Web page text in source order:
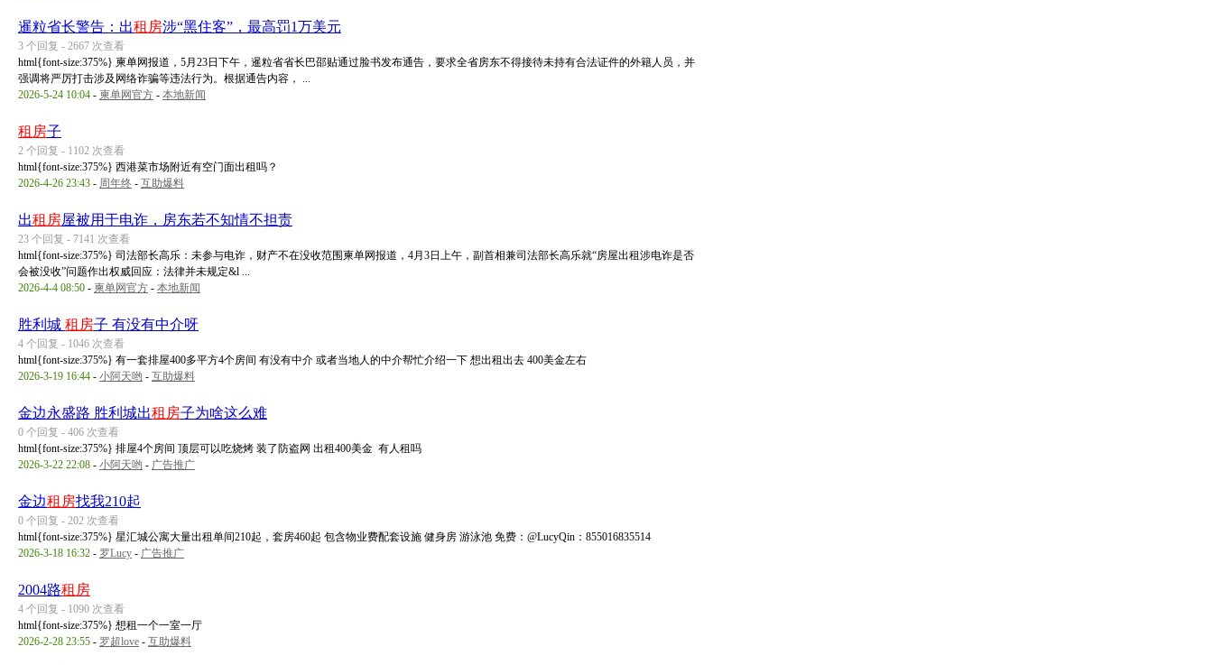
暹粒省长警告：出租房涉“黑住客”，最高罚1万美元
3 个回复 - 2667 次查看
html{font-size:375%} 柬单网报道，5月23日下午，暹粒省省长巴邵贴通过脸书发布通告，要求全省房东不得接待未持有合法证件的外籍人员，并
强调将严厉打击涉及网络诈骗等违法行为。根据通告内容， ...
2026-5-24 10:04 - 柬单网官方 - 本地新闻
租房子
2 个回复 - 1102 次查看
html{font-size:375%} 西港菜市场附近有空门面出租吗？
2026-4-26 23:43 - 周年终 - 互助爆料
出租房屋被用于电诈，房东若不知情不担责
23 个回复 - 7141 次查看
html{font-size:375%} 司法部长高乐：未参与电诈，财产不在没收范围柬单网报道，4月3日上午，副首相兼司法部长高乐就“房屋出租涉电诈是否
会被没收”问题作出权威回应：法律并未规定&l ...
2026-4-4 08:50 - 柬单网官方 - 本地新闻
胜利城 租房子 有没有中介呀
4 个回复 - 1046 次查看
html{font-size:375%} 有一套排屋400多平方4个房间 有没有中介 或者当地人的中介帮忙介绍一下 想出租出去 400美金左右
2026-3-19 16:44 - 小阿天哟 - 互助爆料
金边永盛路 胜利城出租房子为啥这么难
0 个回复 - 406 次查看
html{font-size:375%} 排屋4个房间 顶层可以吃烧烤 装了防盗网 出租400美金 有人租吗
2026-3-22 22:08 - 小阿天哟 - 广告推广
金边租房找我210起
0 个回复 - 202 次查看
html{font-size:375%} 星汇城公寓大量出租单间210起，套房460起 包含物业费配套设施 健身房 游泳池 免费：@LucyQin：855016835514
2026-3-18 16:32 - 罗Lucy - 广告推广
2004路租房
4 个回复 - 1090 次查看
html{font-size:375%} 想租一个一室一厅
2026-2-28 23:55 - 罗超love - 互助爆料